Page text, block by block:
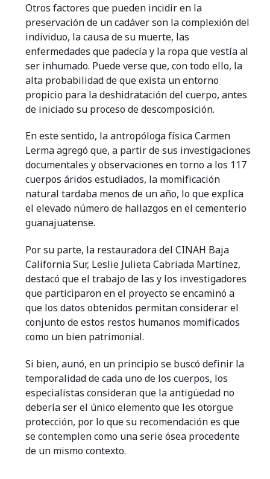
Otros factores que pueden incidir en la
preservación de un cadáver son la complexión del
individuo, la causa de su muerte, las
enfermedades que padecía y la ropa que vestía al
ser inhumado. Puede verse que, con todo ello, la
alta probabilidad de que exista un entorno
propicio para la deshidratación del cuerpo, antes
de iniciado su proceso de descomposición.
En este sentido, la antropóloga física Carmen
Lerma agregó que, a partir de sus investigaciones
documentales y observaciones en torno a los 117
cuerpos áridos estudiados, la momificación
natural tardaba menos de un año, lo que explica
el elevado número de hallazgos en el cementerio
guanajuatense.
Por su parte, la restauradora del CINAH Baja
California Sur, Leslie Julieta Cabriada Martínez,
destacó que el trabajo de las y los investigadores
que participaron en el proyecto se encaminó a
que los datos obtenidos permitan considerar el
conjunto de estos restos humanos momificados
como un bien patrimonial.
Si bien, aunó, en un principio se buscó definir la
temporalidad de cada uno de los cuerpos, los
especialistas consideran que la antigüedad no
debería ser el único elemento que les otorgue
protección, por lo que su recomendación es que
se contemplen como una serie ósea procedente
de un mismo contexto.